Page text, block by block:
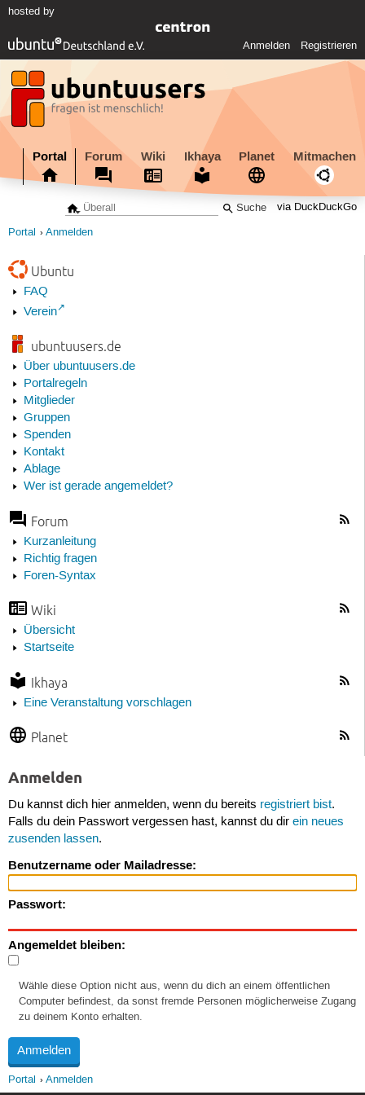
hosted by
Anmelden Registrieren
Portal Forum Wiki Ikhaya Planet Mitmachen
via DuckDuckGo
Portal Anmelden
Ubuntu
FAQ
Verein
ubuntuusers.de
Über ubuntuusers.de
Portalregeln
Mitglieder
Gruppen
Spenden
Kontakt
Ablage
Wer ist gerade angemeldet?
Forum
Kurzanleitung
Richtig fragen
Foren-Syntax
Wiki
Übersicht
Startseite
Ikhaya
Eine Veranstaltung vorschlagen
Planet
Anmelden
Du kannst dich hier anmelden, wenn du bereits registriert bist.
Falls du dein Passwort vergessen hast, kannst du dir ein neues
zusenden lassen.
Benutzername oder Mailadresse:
Passwort:
Angemeldet bleiben:
Wähle diese Option nicht aus, wenn du dich an einem öffentlichen
Computer befindest, da sonst fremde Personen möglicherweise Zugang
zu deinem Konto erhalten.
Portal Anmelden